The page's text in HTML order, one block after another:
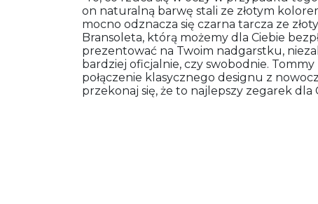
on naturalną barwę stali ze złotym
mocno odznacza się czarna tarcza ze
Bransoleta, którą możemy dla Ciebie
prezentować na Twoim nadgarstku,
bardziej oficjalnie, czy swobodnie.
połączenie klasycznego designu z
przekonaj się, że to najlepszy zegarek dla